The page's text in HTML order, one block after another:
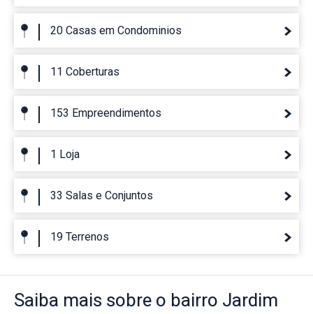
20 Casas em Condominios
11 Coberturas
153 Empreendimentos
1 Loja
33 Salas e Conjuntos
19 Terrenos
Saiba mais sobre o bairro Jardim